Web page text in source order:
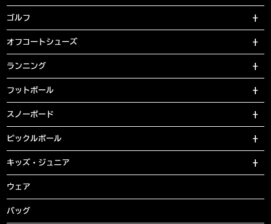
ゴルフ
オフコートシューズ
ランニング
フットボール
スノーボード
ピックルボール
キッズ・ジュニア
ウェア
バッグ